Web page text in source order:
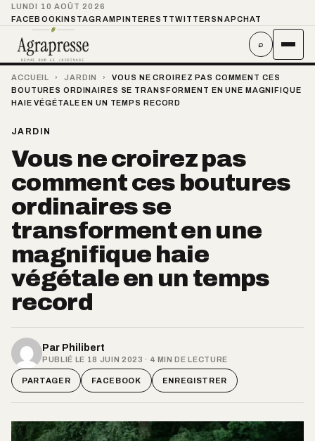
LUNDI 10 AOÛT 2026
FACEBOOKINSTAGRAMPINTEREST TWITTER SNAPCHAT
⌕
ACCUEIL › JARDIN ›
VOUS NE CROIREZ PAS COMMENT CES
BOUTURES ORDINAIRES SE TRANSFORMENT EN UNE MAGNIFIQUE
HAIE VÉGÉTALE EN UN TEMPS RECORD
JARDIN
Vous ne croirez pas
comment ces boutures
ordinaires se
transforment en une
magnifique haie
végétale en un temps
record
Par Philibert
PUBLIÉ LE 18 JUIN 2023 · 4 MIN DE LECTURE
PARTAGER FACEBOOK ENREGISTRER